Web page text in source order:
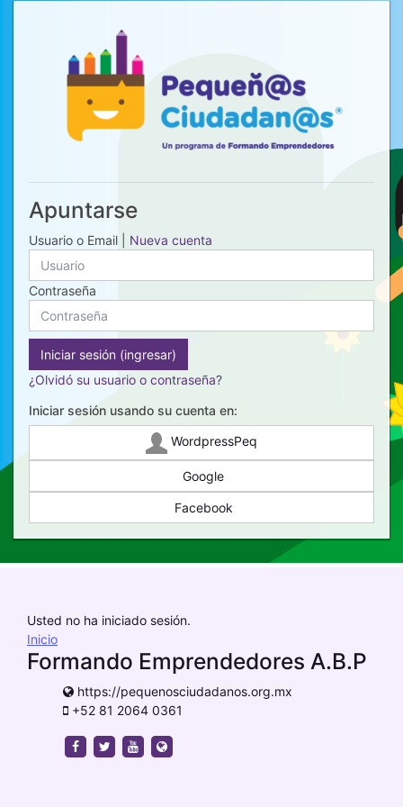
Apuntarse
Usuario o Email | Nueva cuenta
Contraseña
Iniciar sesión (ingresar)
¿Olvidó su usuario o contraseña?
Iniciar sesión usando su cuenta en:
WordpressPeq
Google
Facebook
Usted no ha iniciado sesión.
Inicio
Formando Emprendedores A.B.P
https://pequenosciudadanos.org.mx
+52 81 2064 0361
https://www.facebook.com/pequenosciudadanos
https://twitter.com/pequeciudadanos
https://www.youtube.com/channel/